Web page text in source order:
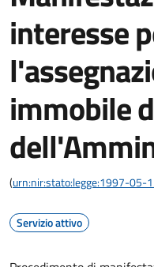
interesse
immobile
(urn:nir:stato:legge:1997-05-
Servizio attivo